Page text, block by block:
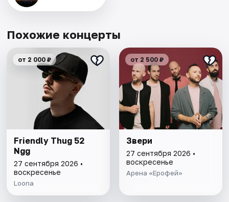
Похожие концерты
от 2 000 ₽
Friendly Thug 52
Ngg
27 сентября 2026 •
воскресенье
Loona
от 2 500 ₽
Звери
27 сентября 2026 •
воскресенье
Арена «Ерофей»